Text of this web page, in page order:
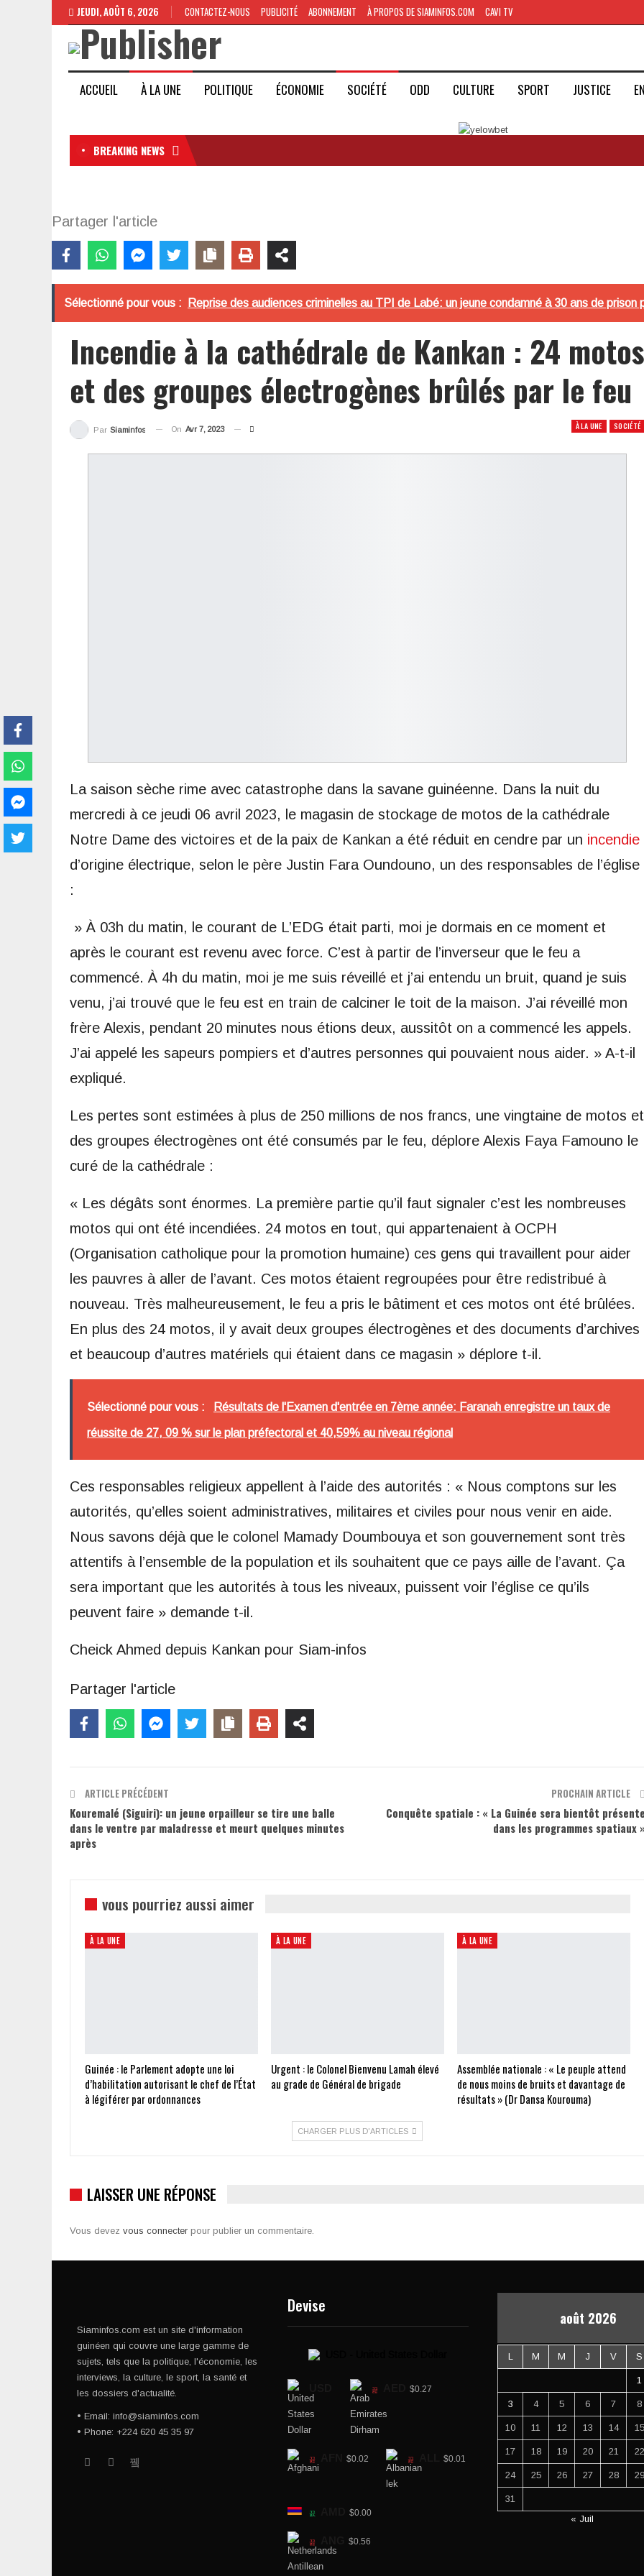
JEUDI, AOÛT 6, 2026 CONTACTEZ-NOUS PUBLICITÉ ABONNEMENT À PROPOS DE SIAMINFOS.COM CAVI TV
ACCUEIL À LA UNE POLITIQUE ÉCONOMIE SOCIÉTÉ ODD CULTURE SPORT JUSTICE
BREAKING NEWS
Partager l'article
Sélectionné pour vous : Reprise des audiences criminelles au TPI de Labé: un jeune condamné à 30 ans de
Incendie à la cathédrale de Kankan : 24 motos
et des groupes électrogènes brûlés par le feu
À LA UNE SOCIÉTÉ
Par Siaminfos On Avr 7, 2023
La saison sèche rime avec catastrophe dans la savane guinéenne. Dans la nuit du
mercredi à ce jeudi 06 avril 2023, le magasin de stockage de motos de la cathédrale
Notre Dame des victoires et de la paix de Kankan a été réduit en cendre par un incendie
d’origine électrique, selon le père Justin Fara Oundouno, un des responsables de l’église
:
» À 03h du matin, le courant de L’EDG était parti, moi je dormais en ce moment et
après le courant est revenu avec force. C’est à partir de l’inverseur que le feu a
commencé. À 4h du matin, moi je me suis réveillé et j’ai entendu un bruit, quand je suis
venu, j’ai trouvé que le feu est en train de calciner le toit de la maison. J’ai réveillé mon
frère Alexis, pendant 20 minutes nous étions deux, aussitôt on a commencé les appels.
J’ai appelé les sapeurs pompiers et d’autres personnes qui pouvaient nous aider. » A-t-il
expliqué.
Les pertes sont estimées à plus de 250 millions de nos francs, une vingtaine de motos et
des groupes électrogènes ont été consumés par le feu, déplore Alexis Faya Famouno le
curé de la cathédrale :
« Les dégâts sont énormes. La première partie qu’il faut signaler c’est les nombreuses
motos qui ont été incendiées. 24 motos en tout, qui appartenaient à OCPH
(Organisation catholique pour la promotion humaine) ces gens qui travaillent pour aider
les pauvres à aller de l’avant. Ces motos étaient regroupées pour être redistribué à
nouveau. Très malheureusement, le feu a pris le bâtiment et ces motos ont été brûlées.
En plus des 24 motos, il y avait deux groupes électrogènes et des documents d’archives
et beaucoup d’autres matériels qui étaient dans ce magasin » déplore t-il.
Sélectionné pour vous : Résultats de l'Examen d'entrée en 7ème année: Faranah enregistre un taux de
réussite de 27, 09 % sur le plan préfectoral et 40,59% au niveau régional
Ces responsables religieux appellent à l’aide des autorités : « Nous comptons sur les
autorités, qu’elles soient administratives, militaires et civiles pour nous venir en aide.
Nous savons déjà que le colonel Mamady Doumbouya et son gouvernement sont très
attentifs à l’ensemble de la population et ils souhaitent que ce pays aille de l’avant. Ça
sera important que les autorités à tous les niveaux, puissent voir l’église ce qu’ils
peuvent faire » demande t-il.
Cheick Ahmed depuis Kankan pour Siam-infos
Partager l'article
ARTICLE PRÉCÉDENT
Kouremalé (Siguiri): un jeune orpailleur se tire une balle
dans le ventre par maladresse et meurt quelques minutes
après
PROCHAIN ARTICLE
Conquête spatiale : « La Guinée sera bientôt
dans les programmes spatiaux
vous pourriez aussi aimer
À LA UNE
Guinée : le Parlement adopte une loi
d’habilitation autorisant le chef de l’État
à légiférer par ordonnances
À LA UNE
Urgent : le Colonel Bienvenu Lamah élevé
au grade de Général de brigade
À LA UNE
Assemblée nationale : « Le peuple attend
de nous moins de bruits et davantage de
résultats » (Dr Dansa Kourouma)
CHARGER PLUS D'ARTICLES
LAISSER UNE RÉPONSE
Vous devez vous connecter pour publier un commentaire.
Siaminfos.com est un site d'information
guinéen qui couvre une large gamme de
sujets, tels que la politique, l'économie, les
interviews, la culture, le sport, la santé et
les dossiers d'actualité.
• Email: info@siaminfos.com
• Phone: +224 620 45 35 97
Devise
$0.27
$0.02 $0.01
$0.00
$0.56
août 2026
L M M J V S
1
3 4 5 6 7 8
10 11 12 13 14 15
17 18 19 20 21 22
24 25 26 27 28 29
31
« Juil